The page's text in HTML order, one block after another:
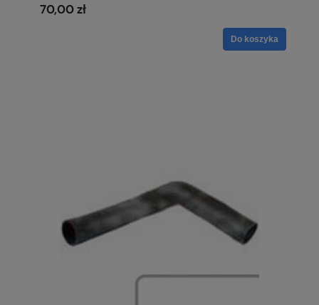
70,00 zł
Do koszyka